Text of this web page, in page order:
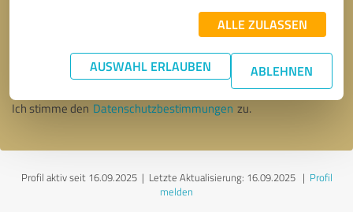
ALLE ZULASSEN
AUSWAHL ERLAUBEN ABLEHNEN
* Erforderliche Angaben
Nachricht senden
Ich stimme den Datenschutzbestimmungen zu.
Profil aktiv seit 16.09.2025 | Letzte Aktualisierung: 16.09.2025| Profil
melden